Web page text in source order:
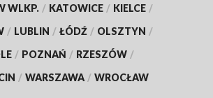
WLKP. / KATOWICE / KIELCE /
/ LUBLIN / ŁÓDŹ / OLSZTYN /
/ POZNAŃ / RZESZÓW /
/ WARSZAWA / WROCŁAW